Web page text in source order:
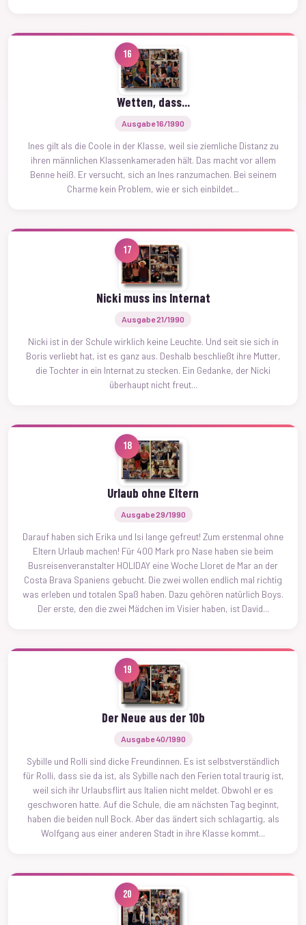
16
Wetten, dass...
Ausgabe 16/1990
Ines gilt als die Coole in der Klasse, weil sie ziemliche Distanz zu
ihren männlichen Klassenkameraden hält. Das macht vor allem
Benne heiß. Er versucht, sich an Ines ranzumachen. Bei seinem
Charme kein Problem, wie er sich einbildet...
17
Nicki muss ins Internat
Ausgabe 21/1990
Nicki ist in der Schule wirklich keine Leuchte. Und seit sie sich in
Boris verliebt hat, ist es ganz aus. Deshalb beschließt ihre Mutter,
die Tochter in ein Internat zu stecken. Ein Gedanke, der Nicki
überhaupt nicht freut...
18
Urlaub ohne Eltern
Ausgabe 29/1990
Darauf haben sich Erika und Isi lange gefreut! Zum erstenmal ohne
Eltern Urlaub machen! Für 400 Mark pro Nase haben sie beim
Busreisenveranstalter HOLIDAY eine Woche Lloret de Mar an der
Costa Brava Spaniens gebucht. Die zwei wollen endlich mal richtig
was erleben und totalen Spaß haben. Dazu gehören natürlich Boys.
Der erste, den die zwei Mädchen im Visier haben, ist David...
19
Der Neue aus der 10b
Ausgabe 40/1990
Sybille und Rolli sind dicke Freundinnen. Es ist selbstverständlich
für Rolli, dass sie da ist, als Sybille nach den Ferien total traurig ist,
weil sich ihr Urlaubsflirt aus Italien nicht meldet. Obwohl er es
geschworen hatte. Auf die Schule, die am nächsten Tag beginnt,
haben die beiden null Bock. Aber das ändert sich schlagartig, als
Wolfgang aus einer anderen Stadt in ihre Klasse kommt...
20